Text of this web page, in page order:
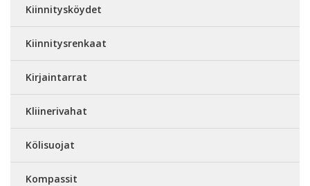
Kiinnitysköydet
Kiinnitysrenkaat
Kirjaintarrat
Kliinerivahat
Kölisuojat
Kompassit